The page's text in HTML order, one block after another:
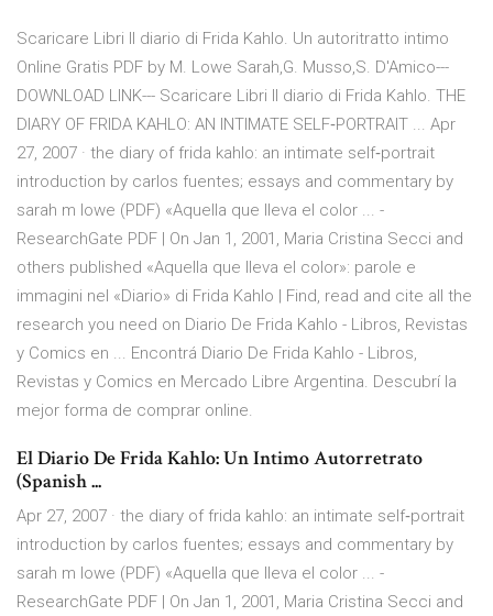
Scaricare Libri Il diario di Frida Kahlo. Un autoritratto intimo
Online Gratis PDF by M. Lowe Sarah,G. Musso,S. D'Amico---
DOWNLOAD LINK--- Scaricare Libri Il diario di Frida Kahlo. THE
DIARY OF FRIDA KAHLO: AN INTIMATE SELF‐PORTRAIT ... Apr
27, 2007 · the diary of frida kahlo: an intimate self‐portrait
introduction by carlos fuentes; essays and commentary by
sarah m lowe (PDF) «Aquella que lleva el color ... -
ResearchGate PDF | On Jan 1, 2001, Maria Cristina Secci and
others published «Aquella que lleva el color»: parole e
immagini nel «Diario» di Frida Kahlo | Find, read and cite all the
research you need on Diario De Frida Kahlo - Libros, Revistas
y Comics en ... Encontrá Diario De Frida Kahlo - Libros,
Revistas y Comics en Mercado Libre Argentina. Descubrí la
mejor forma de comprar online.
El Diario De Frida Kahlo: Un Intimo Autorretrato
(Spanish ...
Apr 27, 2007 · the diary of frida kahlo: an intimate self‐portrait
introduction by carlos fuentes; essays and commentary by
sarah m lowe (PDF) «Aquella que lleva el color ... -
ResearchGate PDF | On Jan 1, 2001, Maria Cristina Secci and